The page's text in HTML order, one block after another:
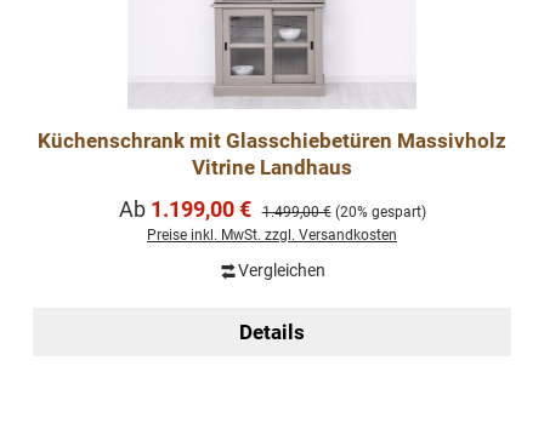
Küchenschrank mit Glasschiebetüren Massivholz
Vitrine Landhaus
Verkaufspreis:
Ab 1.199,00 € Regulärer Preis:
1.499,00 € (20% gespart)
Preise inkl. MwSt. zzgl. Versandkosten
Vergleichen
Details